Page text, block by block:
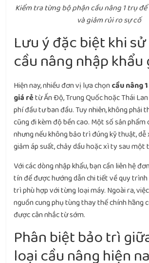
Kiểm tra từng bộ phận cầu nâng 1 trụ
và giảm rủi ro sự cố
Lưu ý đặc biệt khi
cầu nâng nhập khẩu
Hiện nay, nhiều đơn vị lựa chọn cầu nâng
giá rẻtừ Ấn Độ, Trung Quốc hoặc Thái
phí đầu tư ban đầu. Tuy nhiên, không phải
cũng đi kèm độ bền cao. Một số sản
nhưng nếu không bảo trì đúng kỹ thuật,
giảm áp suất, chảy dầu hoặc xì ty sau một
Với các dòng nhập khẩu, bạn cần liên hệ
tín để được hướng dẫn chi tiết về quy
trì phù hợp với từng loại máy. Ngoài ra,
nguồn cung phụ tùng thay thế chính hãng
được cân nhắc từ sớm.
Phân biệt bảo trì
loại cầu nâng hiện